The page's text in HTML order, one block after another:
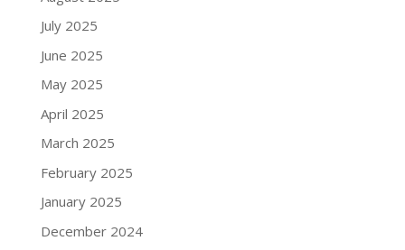
July 2025
June 2025
May 2025
April 2025
March 2025
February 2025
January 2025
December 2024